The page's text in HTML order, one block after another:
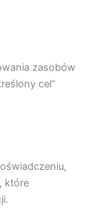
zasobów
cel”
które